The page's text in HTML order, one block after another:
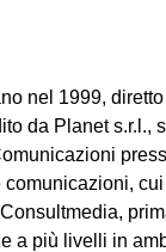
nel 1999, diretto
da Planet s.r.l.,
comunicazioni,
a più livelli in